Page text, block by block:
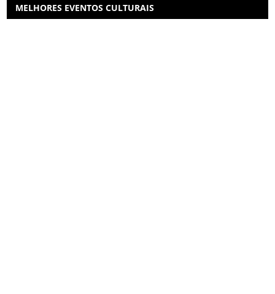
MELHORES EVENTOS CULTURAIS